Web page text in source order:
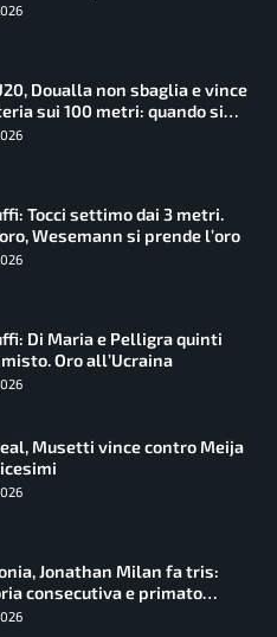
Doualla non sbaglia e vince
sui 100 metri: quando si
finali
Tocci settimo dai 3 metri.
Wesemann si prende l’oro
Di Maria e Pelligra quinti
Oro all’Ucraina
Musetti vince contro Meija
Jonathan Milan fa tris:
consecutiva e primato